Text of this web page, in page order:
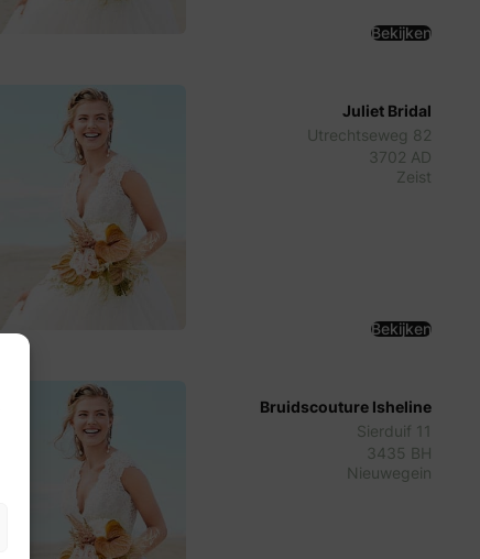
Bekijken
Juliet Bridal
Utrechtseweg 82
3702 AD
Zeist
Bekijken
Bruidscouture Isheline
Sierduif 11
3435 BH
Nieuwegein